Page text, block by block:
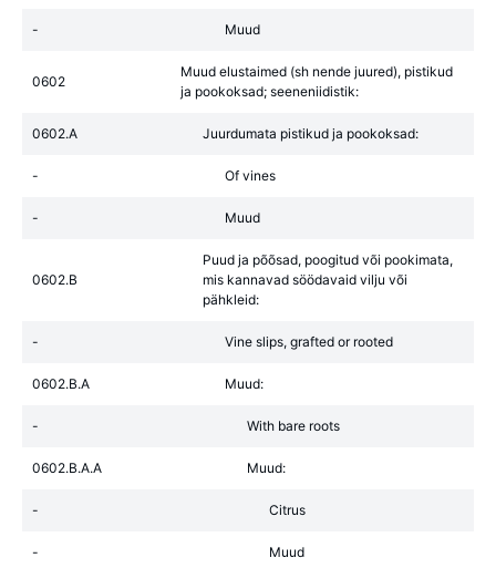
- Muud
0602
Muud elustaimed (sh nende juured), pistikud
ja pookoksad; seeneniidistik:
0602.A Juurdumata pistikud ja pookoksad:
- Of vines
- Muud
0602.B
Puud ja põõsad, poogitud või pookimata,
mis kannavad söödavaid vilju või
pähkleid:
- Vine slips, grafted or rooted
0602.B.A Muud:
- With bare roots
0602.B.A.A Muud:
- Citrus
- Muud